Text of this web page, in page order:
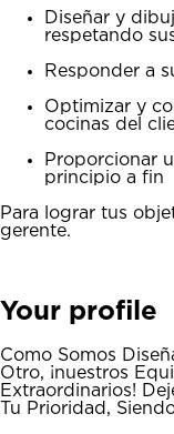
Diseñar y
respetando
Responder a
Optimizar y
cocinas del
Proporcionar
principio a fin
Para lograr tus
gerente.
Your profile
Como Somos
Otro, ¡nuestros
Extraordinarios!
Tu Prioridad,